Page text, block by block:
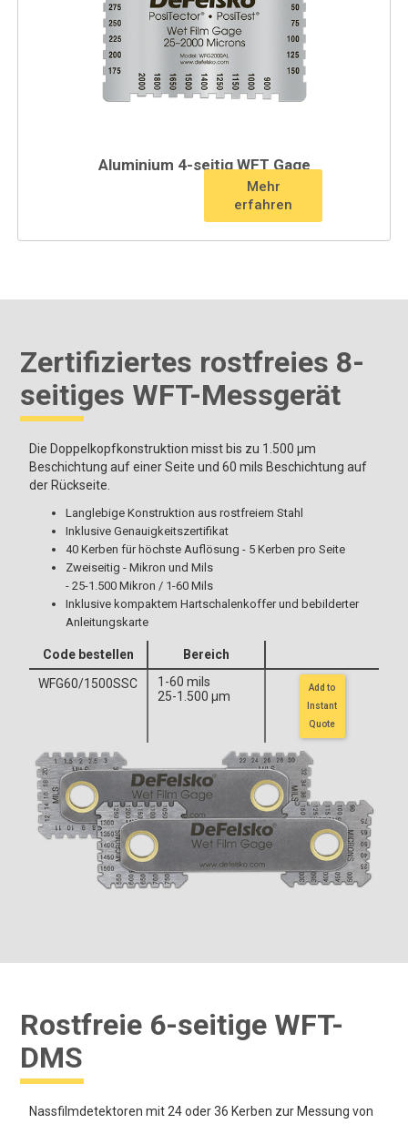
Aluminium 4-seitig WFT Gage
Mehr
erfahren
Zertifiziertes rostfreies 8-
seitiges WFT-Messgerät
Die Doppelkopfkonstruktion misst bis zu 1.500 μm
Beschichtung auf einer Seite und 60 mils Beschichtung auf
der Rückseite.
Langlebige Konstruktion aus rostfreiem Stahl
Inklusive Genauigkeitszertifikat
40 Kerben für höchste Auflösung - 5 Kerben pro Seite
Zweiseitig - Mikron und Mils
- 25-1.500 Mikron / 1-60 Mils
Inklusive kompaktem Hartschalenkoffer und bebilderter
Anleitungskarte
Code bestellen
Bereich
WFG60/1500SSC
1-60 mils
25-1.500 μm
Add to
Instant
Quote
Rostfreie 6-seitige WFT-
DMS
Nassfilmdetektoren mit 24 oder 36 Kerben zur Messung von